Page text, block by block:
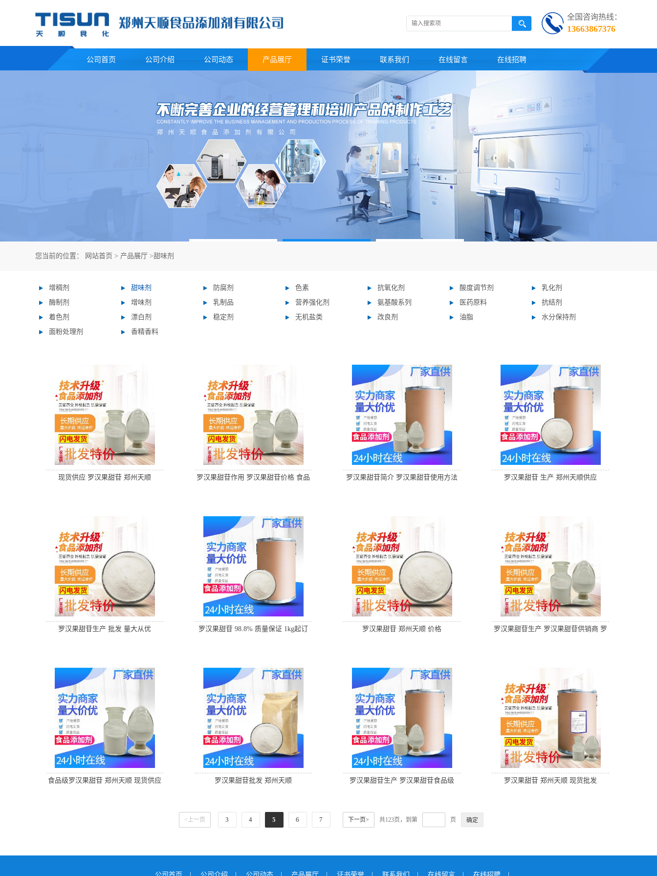
全国咨询热线：
13663867376
公司首页 公司介绍 公司动态 产品展厅 证书荣誉 联系我们 在线留言 在线招聘
您当前的位置： 网站首页 > 产品展厅 >甜味剂
增稠剂 甜味剂 防腐剂 色素 抗氧化剂 酸度调节剂
乳化剂
酶制剂
增味剂 乳制品 营养强化剂 氨基酸系列 医药原料
抗结剂
着色剂
漂白剂 稳定剂 无机盐类 改良剂 油脂
水分保持剂
面粉处理剂
香精香料
现货供应 罗汉果甜苷 郑州天顺
罗汉果甜苷作用 罗汉果甜苷价格 食品
罗汉果甜苷简介 罗汉果甜苷使用方法
罗汉果甜苷 生产 郑州天顺供应
罗汉果甜苷生产 批发 量大从优 罗汉果甜苷 98.8% 质量保证 1kg起订 罗汉果甜苷 郑州天顺 价格
罗汉果甜苷生产 罗汉果甜苷供销商 罗
食品级罗汉果甜苷 郑州天顺 现货供应 罗汉果甜苷批发 郑州天顺 罗汉果甜苷生产 罗汉果甜苷食品级 罗汉果甜苷 郑州天顺 现货批发
<上一页 3 4 5 6 7 下一页> 共123页，到第 页